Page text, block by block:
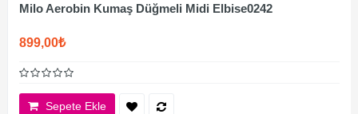
Milo Aerobin Kumaş Düğmeli Midi Elbise0242
899,00₺
Sepete Ekle